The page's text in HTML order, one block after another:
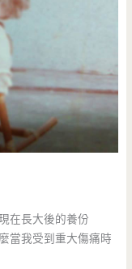
在長大後的養份
當我受到重大傷痛時